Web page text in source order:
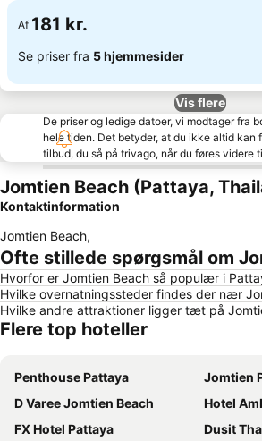
Af 181 kr.
Se priser fra 5 hjemmesider
Vis flere
De priser og ledige datoer, vi modtager fra
hele tiden. Det betyder, at du ikke altid
tilbud, du så på trivago, når du føres videre
Jomtien Beach (Pattaya,
Kontaktinformation
Jomtien Beach,
Ofte stillede spørgsmål om
Hvorfor er Jomtien Beach så populær i
Hvilke overnatningssteder findes der nær
Hvilke andre attraktioner ligger tæt på
Flere top hoteller
Penthouse Pattaya
Jomtien
D Varee Jomtien Beach
Hotel
FX Hotel Pattaya
Dusit